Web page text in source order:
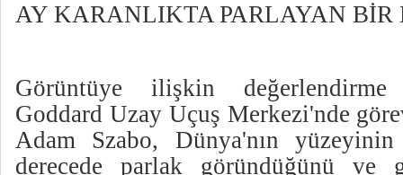
AY KARANLIKTA PARLAYAN BİR
Görüntüye ilişkin
Goddard Uzay Uçuş Merkezi'nde
Adam Szabo, Dünya'nın yüzeyinin
derecede parlak göründüğünü ve